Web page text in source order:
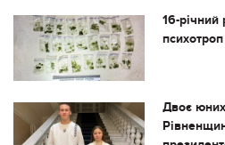
16-річний
психотроп
Двоє